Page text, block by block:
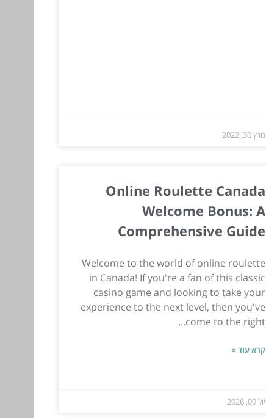
מרץ 30, 2022
Online Roulette Canada
Welcome Bonus: A
Comprehensive Guide
Welcome to the world of online roulette
in Canada! If you're a fan of this classic
casino game and looking to take your
experience to the next level, then you've
come to the right...
קרא עוד »
יול 09, 2026